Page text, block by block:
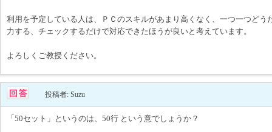
利用を予定している人は、ＰＣのスキルがあまり高くなく、一つ一つどう
力する、チェックするだけで対応できたほうが良いと考えています。
よろしくご教授ください。
投稿者: Suzu
「50セット」というのは、50行 という意でしょうか？